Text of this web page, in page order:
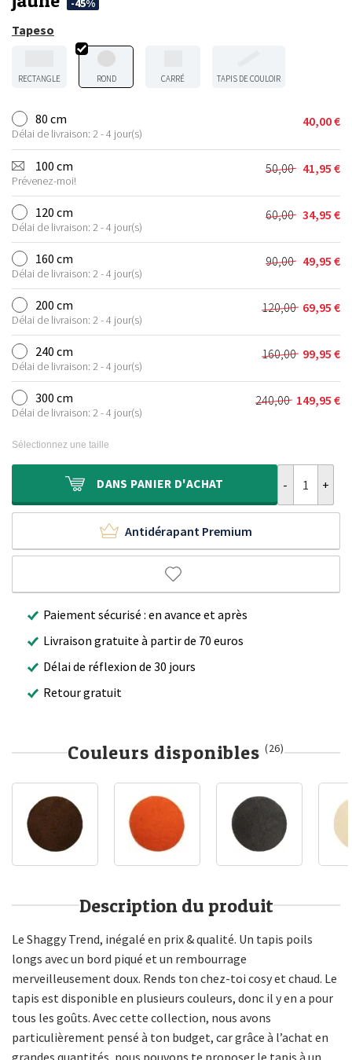
-45%
Tapeso
RECTANGLE ROND CARRÉ TAPIS DE COULOIR
80 cm
Délai de livraison: 2 - 4 jour(s)
40,00€
100 cm
Prévenez-moi!
50,00
Le
prix
initial
était :
50,00 €.
41,95 €
Le
prix
actuel
est :
41,95 €.
120 cm
Délai de livraison: 2 - 4 jour(s)
60,00
Le
prix
initial
était :
60,00 €.
34,95 €
Le
prix
actuel
est :
34,95 €.
160 cm
Délai de livraison: 2 - 4 jour(s)
90,00
Le
prix
initial
était :
90,00 €.
49,95 €
Le
prix
actuel
est :
49,95 €.
200 cm
Délai de livraison: 2 - 4 jour(s)
120,00
Le
prix
initial
était :
120,00 €.
69,95 €
Le
prix
actuel
est :
69,95 €.
240 cm
Délai de livraison: 2 - 4 jour(s)
160,00
Le
prix
initial
était :
99,95 €
Le
prix
actuel
est :
300 cm
Délai de livraison: 2 - 4 jour(s)
240,00
Le
240,00 €.
149,95 €
Le
149,95 €.
Sélectionnez une taille
DANS PANIER D'ACHAT
Antidérapant Premium
Paiement sécurisé : en avance et après
Livraison gratuite à partir de 70 euros
Délai de réflexion de 30 jours
Retour gratuit
Couleurs disponibles (26)
Description du produit
Le Shaggy Trend, inégalé en prix & qualité. Un tapis poils
longs avec un bord piqué et un rembourrage
merveilleusement doux. Rends ton chez-toi cosy et chaud. Le
tapis est disponible en plusieurs couleurs, donc il y en a pour
tous les goûts. Avec cette collection, nous avons
particulièrement pensé à ton budget, car grâce à l’achat en
grandes quantités, nous pouvons te proposer le tapis à un